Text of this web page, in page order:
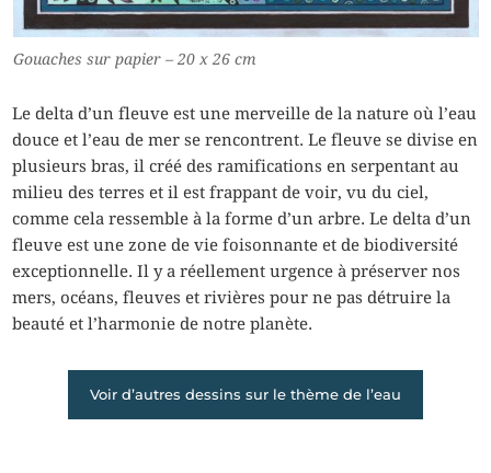
Gouaches sur papier – 20 x 26 cm
Le delta d’un fleuve est une merveille de la nature où l’eau
douce et l’eau de mer se rencontrent. Le fleuve se divise en
plusieurs bras, il créé des ramifications en serpentant au
milieu des terres et il est frappant de voir, vu du ciel,
comme cela ressemble à la forme d’un arbre. Le delta d’un
fleuve est une zone de vie foisonnante et de biodiversité
exceptionnelle. Il y a réellement urgence à préserver nos
mers, océans, fleuves et rivières pour ne pas détruire la
beauté et l’harmonie de notre planète.
Voir d’autres dessins sur le thème de l’eau